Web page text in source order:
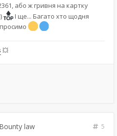
або ж гривня на картку
І ще... Багато хто щодня
💥
law
5